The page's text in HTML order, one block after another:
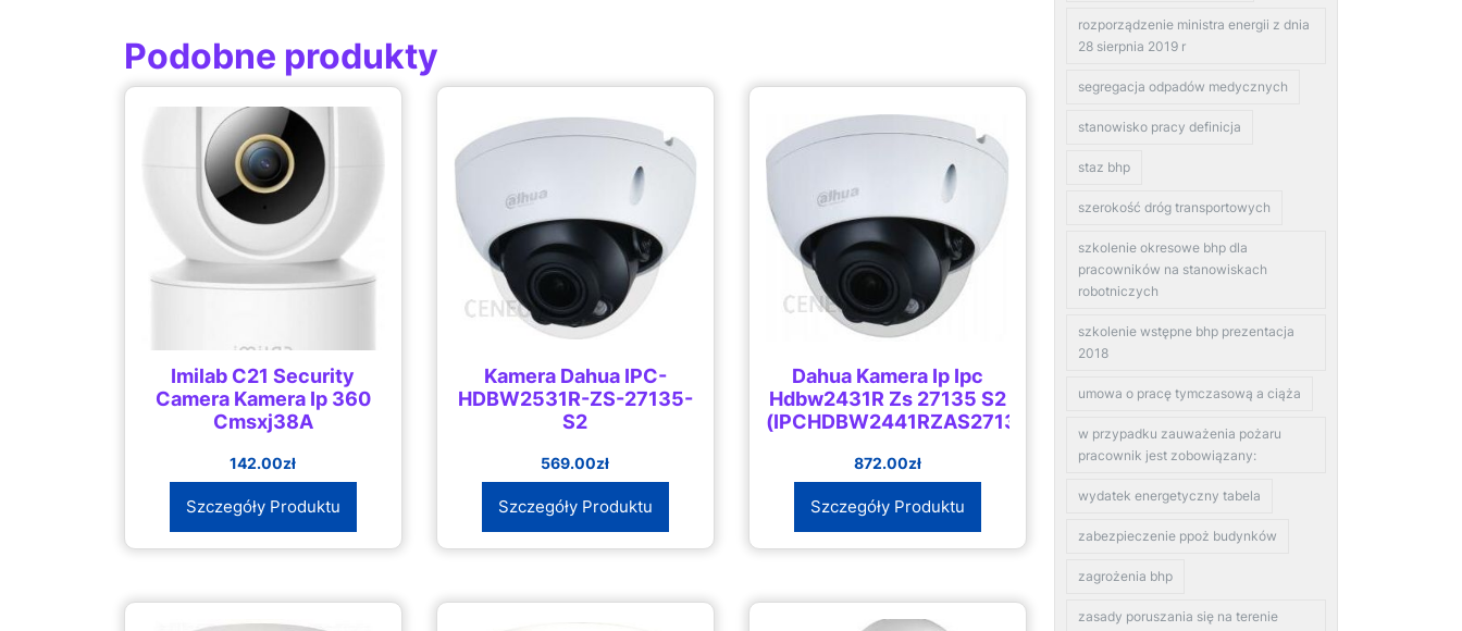
Podobne produkty
Imilab C21 Security
Camera Kamera Ip 360
Cmsxj38A
142.00zł
Szczegóły Produktu
Kamera Dahua IPC-
HDBW2531R-ZS-27135-
S2
569.00zł
Szczegóły Produktu
Dahua Kamera Ip Ipc
Hdbw2431R Zs 27135 S2
(IPCHDBW2441RZAS27135)
872.00zł
Szczegóły Produktu
rozporządzenie ministra energii z dnia
28 sierpnia 2019 r
segregacja odpadów medycznych
stanowisko pracy definicja
staz bhp
szerokość dróg transportowych
szkolenie okresowe bhp dla
pracowników na stanowiskach
robotniczych
szkolenie wstępne bhp prezentacja
2018
umowa o pracę tymczasową a ciąża
w przypadku zauważenia pożaru
pracownik jest zobowiązany:
wydatek energetyczny tabela
zabezpieczenie ppoż budynków
zagrożenia bhp
zasady poruszania się na terenie